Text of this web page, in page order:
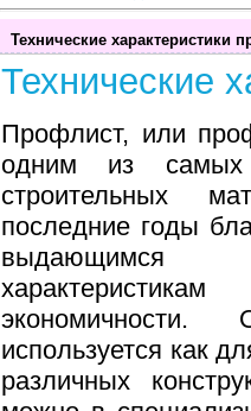
Технические характеристики
Технические
Профлист, или
одним из самых
строительных
последние годы
выдающимся
экономичности.
используется как
различных